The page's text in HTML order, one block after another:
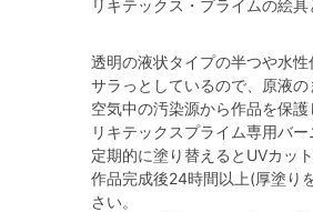
リキテックス・プライムの絵
透明の液状タイプの半つや水性
サラっとしているので、原液の
空気中の汚染源から作品を保
リキテックスプライム専用バ
定期的に塗り替えるとUVカッ
作品完成後24時間以上(厚塗り
さい。